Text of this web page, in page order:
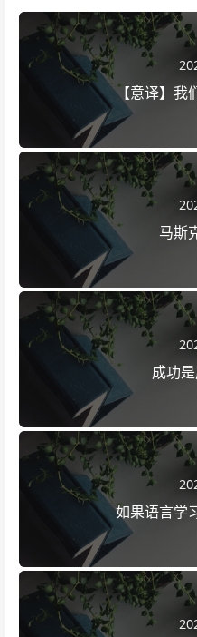
【意译】我
马斯
成功
如果语言学